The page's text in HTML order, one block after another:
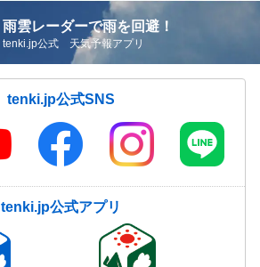
雨雲レーダーで雨を回避！
tenki.jp公式 天気予報アプリ
tenki.jp公式SNS
tenki.jp公式アプリ